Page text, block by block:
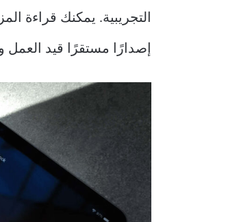
التجريبية. يمكنك قراءة
إصدارًا مستقرًا قيد العمل